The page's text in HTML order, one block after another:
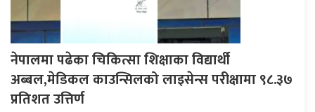
नेपालमा पढेका चिकित्सा शिक्षाका विद्यार्थी
अब्बल,मेडिकल काउन्सिलको लाइसेन्स परीक्षामा ९८.३७
प्रतिशत उत्तिर्ण